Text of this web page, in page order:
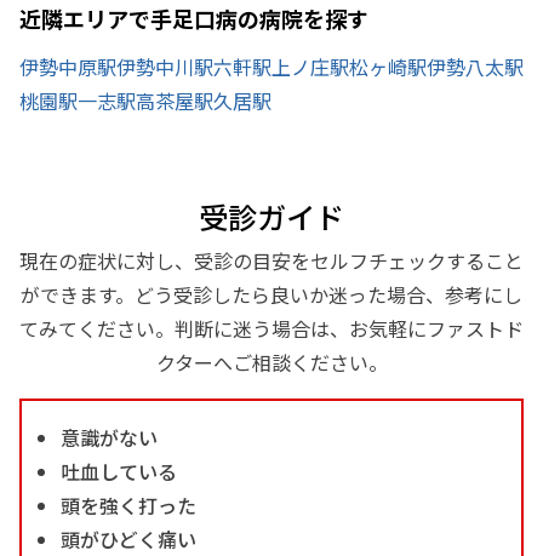
近隣エリアで手足口病の病院を探す
伊勢中原駅伊勢中川駅六軒駅 上ノ庄駅松ヶ崎駅伊勢八太駅
桃園駅一志駅高茶屋駅久居駅
受診ガイド
現在の症状に対し、受診の目安をセルフチェックすること
ができます。どう受診したら良いか迷った場合、参考にし
てみてください。判断に迷う場合は、お気軽にファストド
クターへご相談ください。
意識がない
吐血している
頭を強く打った
頭がひどく痛い